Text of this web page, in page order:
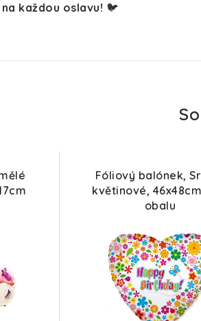
každou oslavu! 🐦
Fóliový balónek,
květinové,
obalu